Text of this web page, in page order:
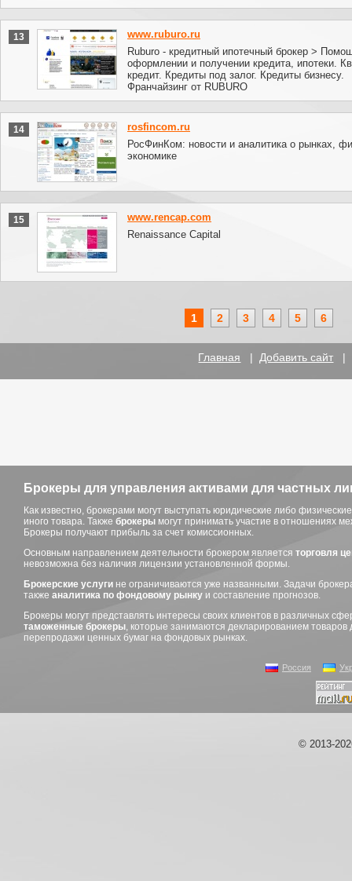
13
www.ruburo.ru
Ruburo - кредитный ипотечный брокер >
оформлении и получении кредита, ипотеки.
кредит. Кредиты под залог. Кредиты бизнесу.
Франчайзинг от RUBURO
14
rosfincom.ru
РосФинКом: новости и аналитика о рынках,
экономике
15
www.rencap.com
Renaissance Capital
1 2 3 4 5 6
Главная | Добавить сайт |
Брокеры для управления активами для частных
Как известно, брокерами могут выступать юридические либо
иного товара. Также брокеры могут принимать участие в отношениях
Брокеры получают прибыль за счет комиссионных.
Основным направлением деятельности брокером является торговля
невозможна без наличия лицензии установленной формы.
Брокерские услуги не ограничиваются уже названными. Задачи
также аналитика по фондовому рынку и составление прогнозов.
Брокеры могут представлять интересы своих клиентов в различных
таможенные брокеры, которые занимаются декларированием
перепродажи ценных бумаг на фондовых рынках.
Россия
© 2013-